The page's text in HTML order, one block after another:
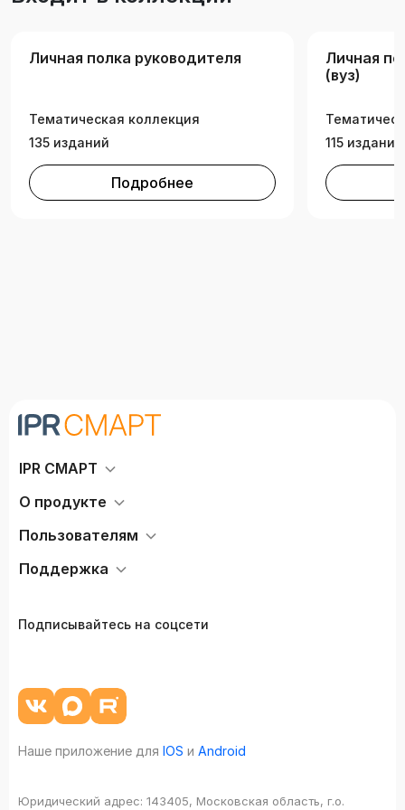
Личная полка руководителя
Тематическая коллекция
135 изданий
Подробнее
Личная
(вуз)
115 изданий
IPR СМАРТ
О продукте
Пользователям
Поддержка
Подписывайтесь на соцсети
Наше приложение для IOS и Android
Юридический адрес: 143405, Московская область, г.о.